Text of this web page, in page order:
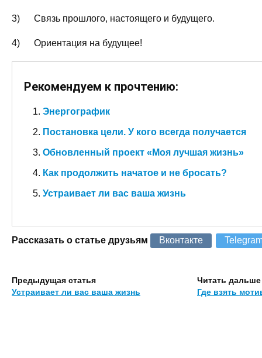
3) Связь прошлого, настоящего и будущего.
4) Ориентация на будущее!
Рекомендуем к прочтению:
Энергографик
Постановка цели. У кого всегда получается
Обновленный проект «Моя лучшая жизнь»
Как продолжить начатое и не бросать?
Устраивает ли вас ваша жизнь
Рассказать о статье друзьям Вконтакте
Предыдущая статья
Устраивает ли вас ваша жизнь
Читать дальше
Где взять